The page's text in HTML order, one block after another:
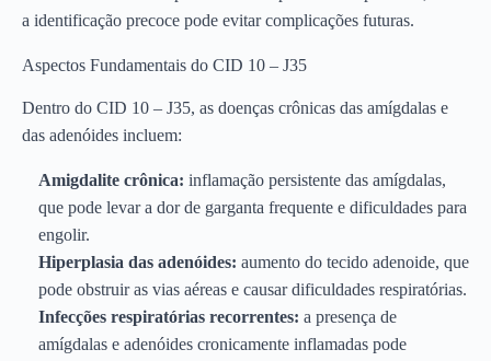
a identificação precoce pode evitar complicações futuras.
Aspectos Fundamentais do CID 10 – J35
Dentro do CID 10 – J35, as doenças crônicas das amígdalas e
das adenóides incluem:
Amigdalite crônica: inflamação persistente das amígdalas,
que pode levar a dor de garganta frequente e dificuldades para
engolir.
Hiperplasia das adenóides: aumento do tecido adenoide, que
pode obstruir as vias aéreas e causar dificuldades respiratórias.
Infecções respiratórias recorrentes: a presença de
amígdalas e adenóides cronicamente inflamadas pode